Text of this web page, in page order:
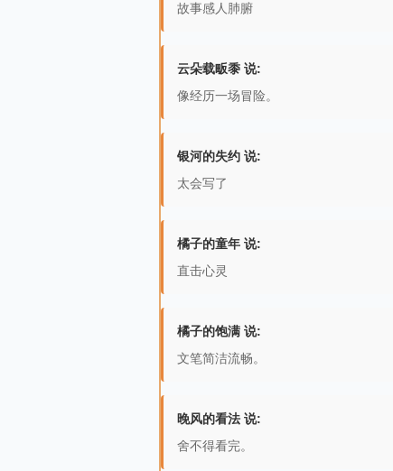
故事感人肺腑
云朵载畈黍 说:
像经历一场冒险。
银河的失约 说:
太会写了
橘子的童年 说:
直击心灵
橘子的饱满 说:
文笔简洁流畅。
晚风的看法 说:
舍不得看完。